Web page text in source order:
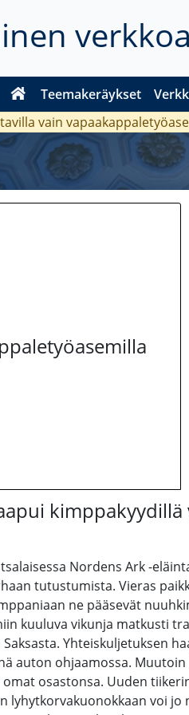
Teemakeräykset
vain
Nordens Ark -
tutustumista. Vieras
ne pääsevät
kuuluva vikunja matkusti
Yhteiskuljetuksen
auton ohjaamossa.
osastonsa. Uuden
lyhytkorvakuonokkaan voi